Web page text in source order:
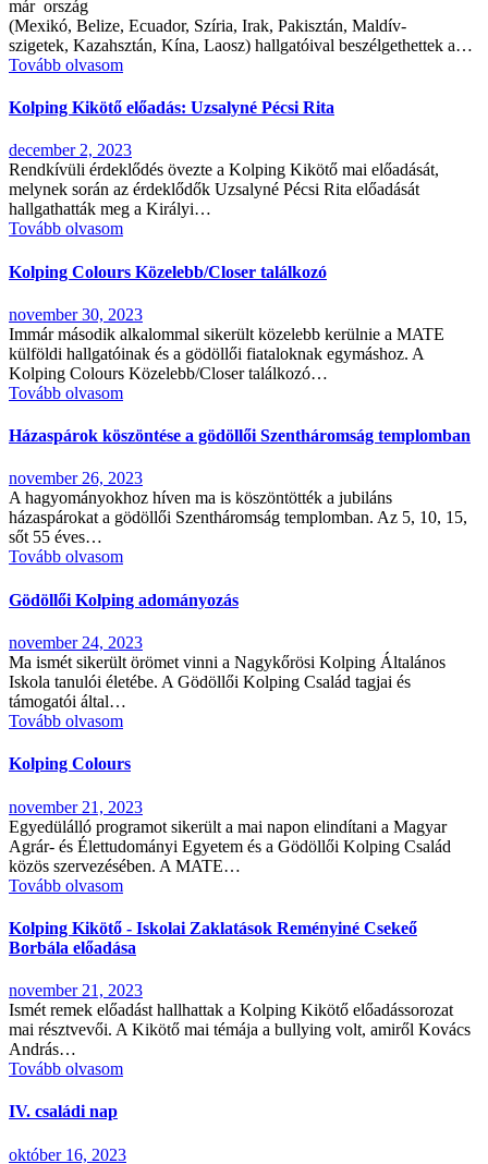
már ország
(Mexikó, Belize, Ecuador, Szíria, Irak, Pakisztán, Maldív-
szigetek, Kazahsztán, Kína, Laosz) hallgatóival beszélgethettek a…
Tovább olvasom
Kolping Kikötő előadás: Uzsalyné Pécsi Rita
december 2, 2023
Rendkívüli érdeklődés övezte a Kolping Kikötő mai előadását,
melynek során az érdeklődők Uzsalyné Pécsi Rita előadását
hallgathatták meg a Királyi…
Tovább olvasom
Kolping Colours Közelebb/Closer találkozó
november 30, 2023
Immár második alkalommal sikerült közelebb kerülnie a MATE
külföldi hallgatóinak és a gödöllői fiataloknak egymáshoz. A
Kolping Colours Közelebb/Closer találkozó…
Tovább olvasom
Házaspárok köszöntése a gödöllői Szentháromság templomban
november 26, 2023
A hagyományokhoz híven ma is köszöntötték a jubiláns
házaspárokat a gödöllői Szentháromság templomban. Az 5, 10, 15,
sőt 55 éves…
Tovább olvasom
Gödöllői Kolping adományozás
november 24, 2023
Ma ismét sikerült örömet vinni a Nagykőrösi Kolping Általános
Iskola tanulói életébe. A Gödöllői Kolping Család tagjai és
támogatói által…
Tovább olvasom
Kolping Colours
november 21, 2023
Egyedülálló programot sikerült a mai napon elindítani a Magyar
Agrár- és Élettudományi Egyetem és a Gödöllői Kolping Család
közös szervezésében. A MATE…
Tovább olvasom
Kolping Kikötő - Iskolai Zaklatások Reményiné Csekeő
Borbála előadása
november 21, 2023
Ismét remek előadást hallhattak a Kolping Kikötő előadássorozat
mai résztvevői. A Kikötő mai témája a bullying volt, amiről Kovács
András…
Tovább olvasom
IV. családi nap
október 16, 2023